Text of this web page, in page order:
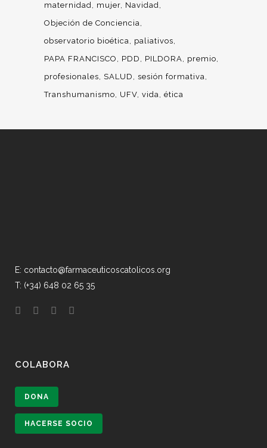
maternidad
mujer Navidad
Objeción de Conciencia
observatorio bioética
paliativos
PAPA FRANCISCO
PDD PILDORA
premio
profesionales
SALUD
sesión formativa
Transhumanismo
UFV vida ética
E: contacto@farmaceuticoscatolicos.org
T: (+34) 648 02 65 35
COLABORA
DONA
HACERSE SOCIO